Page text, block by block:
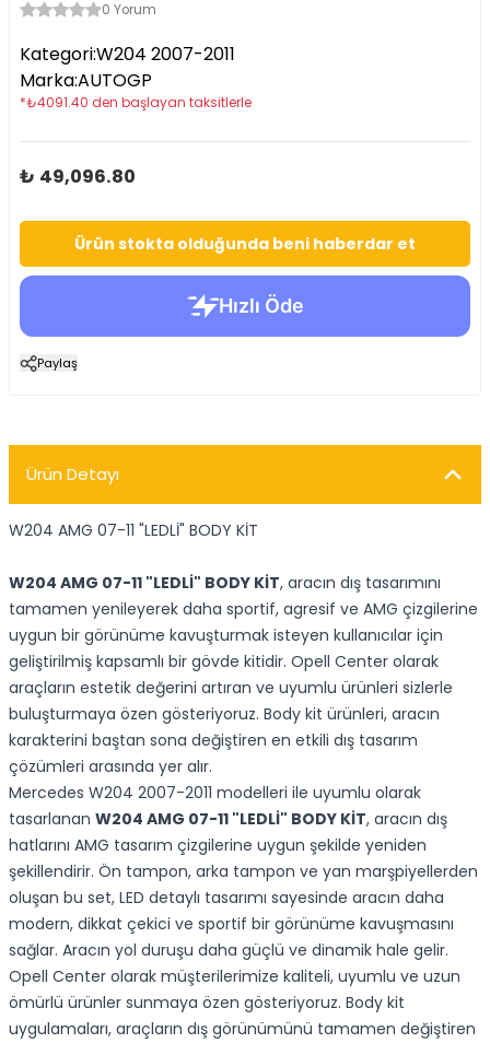
0 Yorum
Kategori:W204 2007-2011
Marka:AUTOGP
*₺4091.40 den başlayan taksitlerle
₺ 49,096.80
Ürün stokta olduğunda beni haberdar et
Paylaş
Ürün Detayı
W204 AMG 07-11 "LEDLİ" BODY KİT
W204 AMG 07-11 "LEDLİ" BODY KİT, aracın dış tasarımını
tamamen yenileyerek daha sportif, agresif ve AMG çizgilerine
uygun bir görünüme kavuşturmak isteyen kullanıcılar için
geliştirilmiş kapsamlı bir gövde kitidir. Opell Center olarak
araçların estetik değerini artıran ve uyumlu ürünleri sizlerle
buluşturmaya özen gösteriyoruz. Body kit ürünleri, aracın
karakterini baştan sona değiştiren en etkili dış tasarım
çözümleri arasında yer alır.
Mercedes W204 2007-2011 modelleri ile uyumlu olarak
tasarlanan W204 AMG 07-11 "LEDLİ" BODY KİT, aracın dış
hatlarını AMG tasarım çizgilerine uygun şekilde yeniden
şekillendirir. Ön tampon, arka tampon ve yan marşpiyellerden
oluşan bu set, LED detaylı tasarımı sayesinde aracın daha
modern, dikkat çekici ve sportif bir görünüme kavuşmasını
sağlar. Aracın yol duruşu daha güçlü ve dinamik hale gelir.
Opell Center olarak müşterilerimize kaliteli, uyumlu ve uzun
ömürlü ürünler sunmaya özen gösteriyoruz. Body kit
uygulamaları, araçların dış görünümünü tamamen değiştiren